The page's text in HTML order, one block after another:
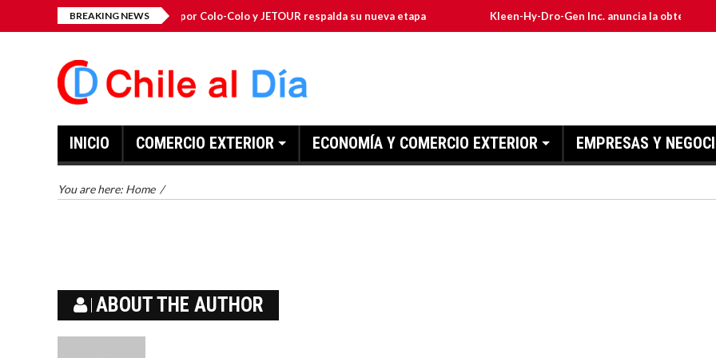
BREAKING NEWS
Verde Vozinha ficha por Colo-Colo y JETOUR respalda su nueva etapa Kleen-Hy-Dro-Gen Inc. anuncia la obtención de las
INICIO COMERCIO EXTERIOR ECONOMÍA Y COMERCIO EXTERIOR EMPRESAS Y
You are here: Home /
ABOUT THE AUTHOR